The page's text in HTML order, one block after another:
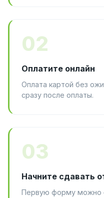
02
Оплатите онлайн
Оплата картой без
сразу после оплаты.
03
Начните сдавать
Первую форму можно